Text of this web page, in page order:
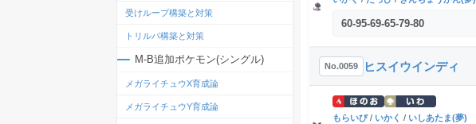
60-95-69-65-79-80
No.0059 ヒスイウインディ
もらいび/ いかく / いしあたま(夢)
受けループ構築と対策
トリルパ構築と対策
M-B追加ポケモン(シングル)
メガライチュウX育成論
メガライチュウY育成論